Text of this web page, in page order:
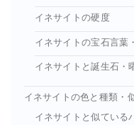
イネサイトの硬度
イネサイトの宝石言葉
イネサイトと誕生石・
イネサイトの色と種類・
イネサイトと似ている